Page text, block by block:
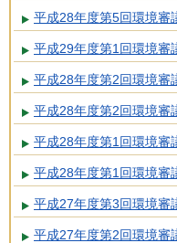
平成28年度第5回環境審
平成29年度第1回環境審
平成28年度第2回環境審
平成28年度第2回環境審
平成28年度第1回環境審
平成28年度第1回環境審
平成27年度第3回環境審
平成27年度第2回環境審